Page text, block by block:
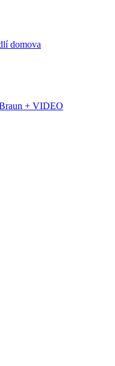
domova
+ VIDEO